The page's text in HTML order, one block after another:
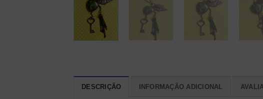
DESCRIÇÃO INFORMAÇÃO ADICIONAL